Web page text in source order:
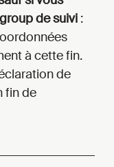
de suivi :
à cette fin.
de
fin de